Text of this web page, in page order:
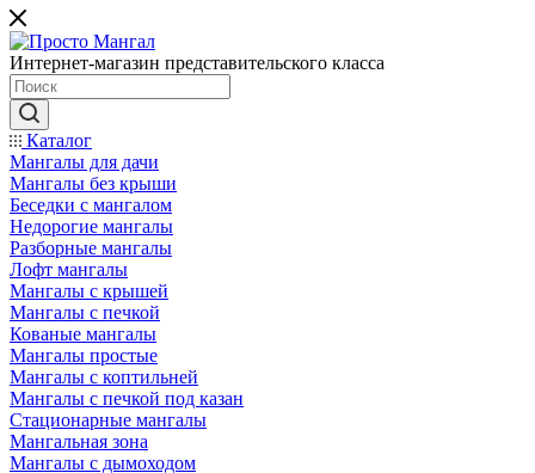
Интернет-магазин представительского класса
Каталог
Мангалы для дачи
Мангалы без крыши
Беседки с мангалом
Недорогие мангалы
Разборные мангалы
Лофт мангалы
Мангалы с крышей
Мангалы с печкой
Кованые мангалы
Мангалы простые
Мангалы с коптильней
Мангалы с печкой под казан
Стационарные мангалы
Мангальная зона
Мангалы с дымоходом